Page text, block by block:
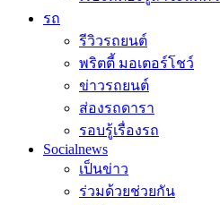
รถ
รีวิวรถยนต์
พริตตี้ มอเตอร์โชว์
ข่าวรถยนต์
ส่องรถดารา
รอบรู้เรื่องรถ
Socialnews
เป็นข่าว
ร่วมด้วยช่วยกัน